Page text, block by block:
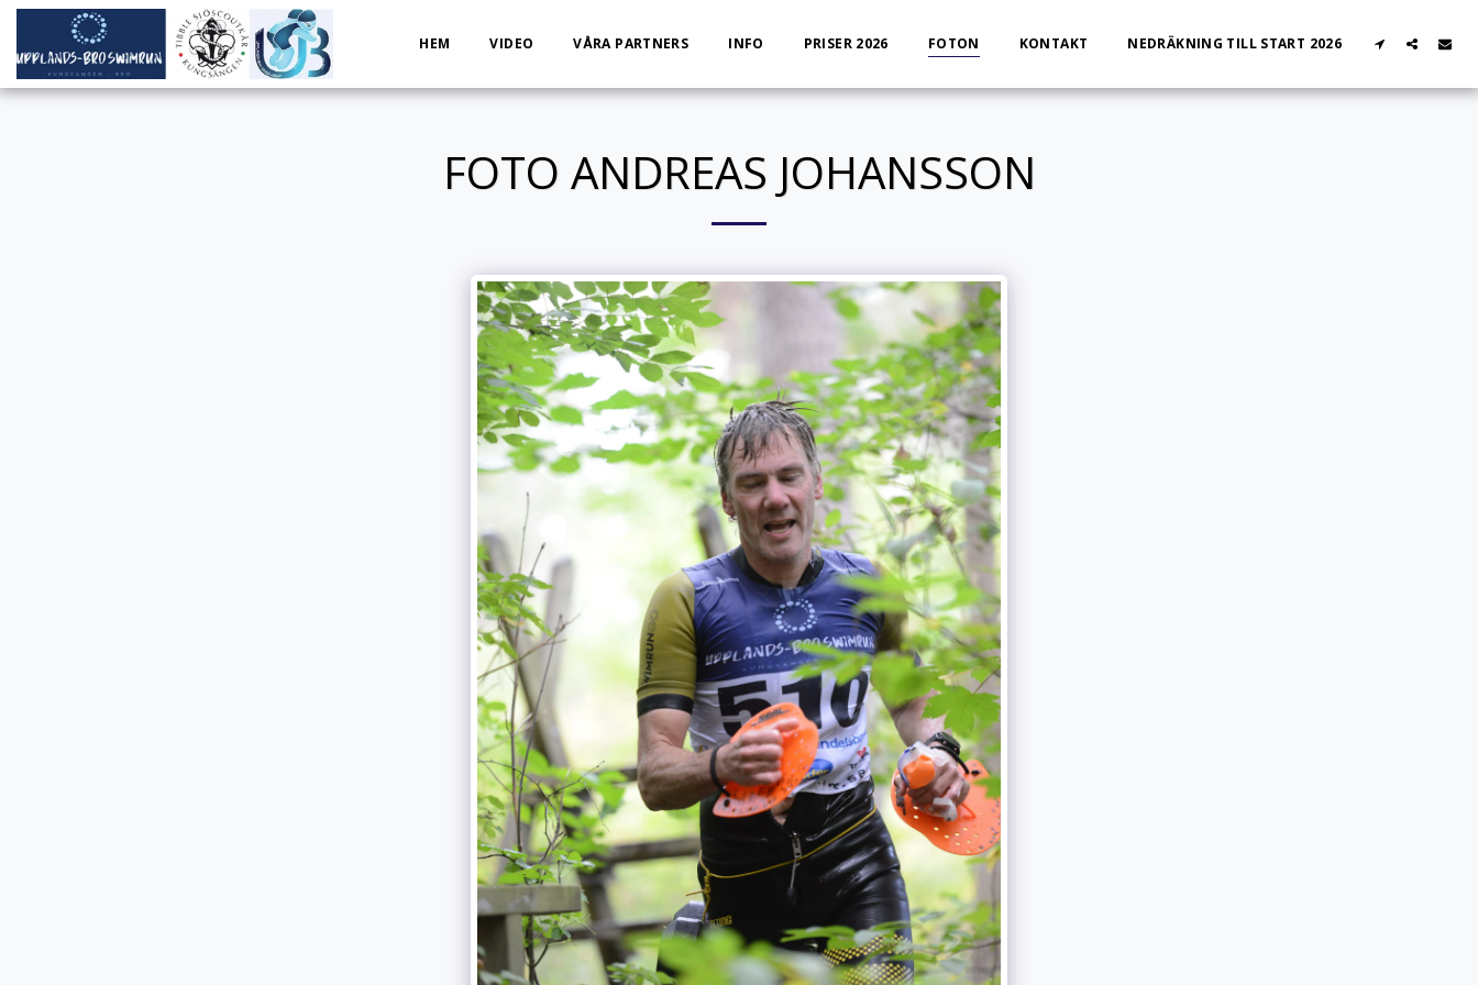
HEM VIDEO VÅRA PARTNERS INFO PRISER 2026 FOTON KONTAKT NEDRÄKNING TILL START 2026
FOTO ANDREAS JOHANSSON